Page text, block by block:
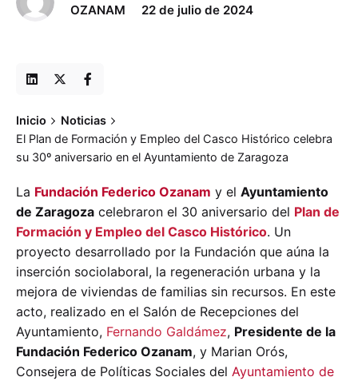
OZANAM 22 de julio de 2024
Inicio
Noticias
El Plan de Formación y Empleo del Casco Histórico celebra
su 30º aniversario en el Ayuntamiento de Zaragoza
La Fundación Federico Ozanam y el Ayuntamiento
de Zaragoza celebraron el 30 aniversario del Plan de
Formación y Empleo del Casco Histórico. Un
proyecto desarrollado por la Fundación que aúna la
inserción sociolaboral, la regeneración urbana y la
mejora de viviendas de familias sin recursos. En este
acto, realizado en el Salón de Recepciones del
Ayuntamiento, Fernando Galdámez, Presidente de la
Fundación Federico Ozanam, y Marian Orós,
Consejera de Políticas Sociales del Ayuntamiento de